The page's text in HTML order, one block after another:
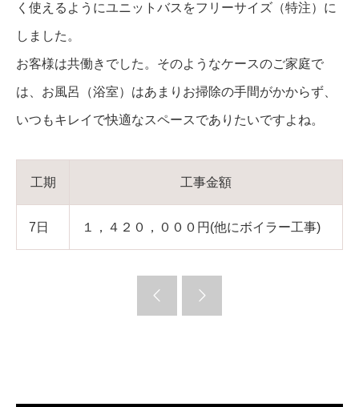
く使えるようにユニットバスをフリーサイズ（特注）に
しました。
お客様は共働きでした。そのようなケースのご家庭で
は、お風呂（浴室）はあまりお掃除の手間がかからず、
いつもキレイで快適なスペースでありたいですよね。
工期 工事金額
7日 １，４２０，０００円(他にボイラー工事)